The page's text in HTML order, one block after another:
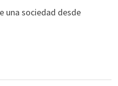
una sociedad desde